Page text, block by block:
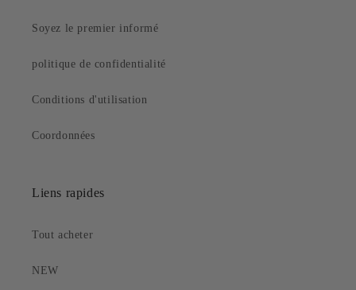
Soyez le premier informé
politique de confidentialité
Conditions d'utilisation
Coordonnées
Liens rapides
Tout acheter
NEW